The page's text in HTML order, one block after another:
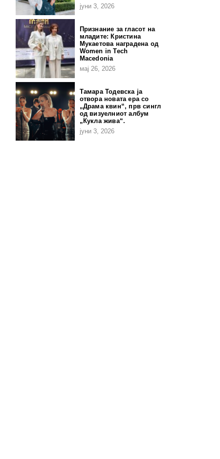
јуни 3, 2026
Признание за гласот на
младите: Кристина
Мукаетова наградена од
Women in Tech
Macedonia
мај 26, 2026
Тамара Тодевска ја
отвора новата ера со
„Драма квин“, прв сингл
од визуелниот албум
„Кукла жива“.
јуни 3, 2026